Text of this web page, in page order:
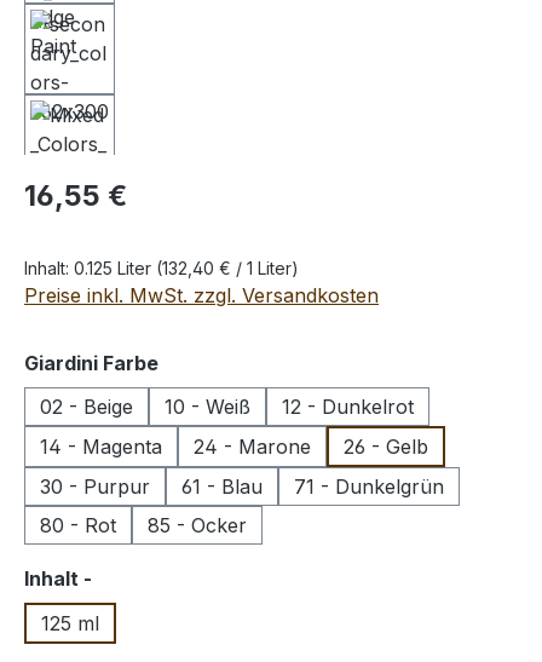
Regulärer Preis:
16,55 €
Inhalt: 0.125 Liter (132,40 € / 1 Liter)
Preise inkl. MwSt. zzgl. Versandkosten
Giardini Farbeauswählen
02 - Beige
10 - Weiß
12 - Dunkelrot
14 - Magenta
24 - Marone
26 - Gelb
30 - Purpur
61 - Blau
71 - Dunkelgrün
80 - Rot
85 - Ocker
Inhalt -
125 ml